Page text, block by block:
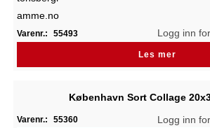
Varenr.: 55493 Logg inn
Les mer
København Sort Collage
Varenr.: 55360 Logg inn